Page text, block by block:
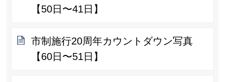
【50日〜41日】
市制施行20周年カウントダウン写真
【60日〜51日】